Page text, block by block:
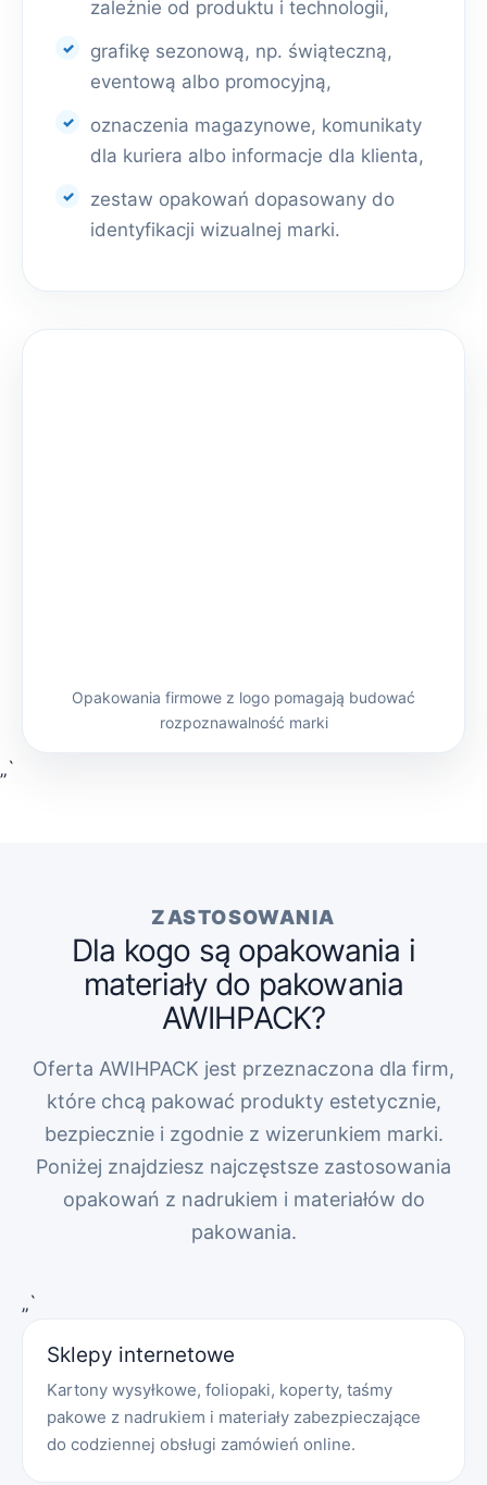
zależnie od produktu i technologii,
grafikę sezonową, np. świąteczną,
eventową albo promocyjną,
oznaczenia magazynowe, komunikaty
dla kuriera albo informacje dla klienta,
zestaw opakowań dopasowany do
identyfikacji wizualnej marki.
Opakowania firmowe z logo pomagają budować
rozpoznawalność marki
„`
ZASTOSOWANIA
Dla kogo są opakowania i
materiały do pakowania
AWIHPACK?
Oferta AWIHPACK jest przeznaczona dla firm,
które chcą pakować produkty estetycznie,
bezpiecznie i zgodnie z wizerunkiem marki.
Poniżej znajdziesz najczęstsze zastosowania
opakowań z nadrukiem i materiałów do
pakowania.
„`
Sklepy internetowe
Kartony wysyłkowe, foliopaki, koperty, taśmy
pakowe z nadrukiem i materiały zabezpieczające
do codziennej obsługi zamówień online.